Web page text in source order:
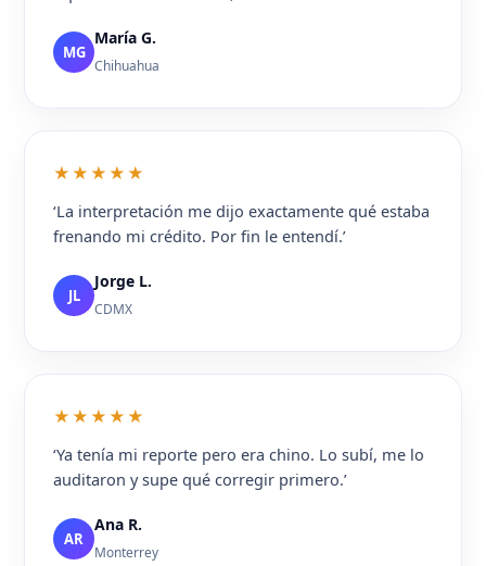
MG
María G.
Chihuahua
★★★★★
‘La interpretación me dijo exactamente qué estaba
frenando mi crédito. Por fin le entendí.’
JL
Jorge L.
CDMX
★★★★★
‘Ya tenía mi reporte pero era chino. Lo subí, me lo
auditaron y supe qué corregir primero.’
AR
Ana R.
Monterrey